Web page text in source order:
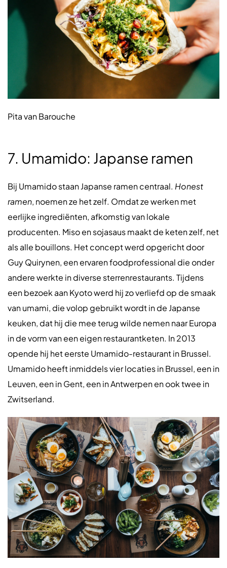
Pita van Barouche
7. Umamido: Japanse ramen
Bij Umamido staan Japanse ramen centraal. Honest
ramen, noemen ze het zelf. Omdat ze werken met
eerlijke ingrediënten, afkomstig van lokale
producenten. Miso en sojasaus maakt de keten zelf, net
als alle bouillons. Het concept werd opgericht door
Guy Quirynen, een ervaren foodprofessional die onder
andere werkte in diverse sterrenrestaurants. Tijdens
een bezoek aan Kyoto werd hij zo verliefd op de smaak
van umami, die volop gebruikt wordt in de Japanse
keuken, dat hij die mee terug wilde nemen naar Europa
in de vorm van een eigen restaurantketen. In 2013
opende hij het eerste Umamido-restaurant in Brussel.
Umamido heeft inmiddels vier locaties in Brussel, een in
Leuven, een in Gent, een in Antwerpen en ook twee in
Zwitserland.